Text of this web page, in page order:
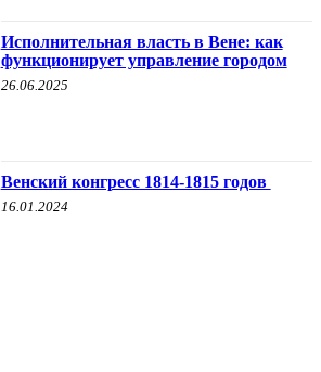
Исполнительная власть в Вене: как
функционирует управление городом
26.06.2025
Венский конгресс 1814-1815 годов
16.01.2024